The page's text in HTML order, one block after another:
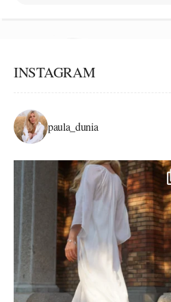
INSTAGRAM
paula_dunia